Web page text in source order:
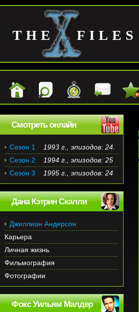
THE FILES
Смотреть онлайн
Сезон 1
1993 г., эпизодов: 24.
Сезон 2
1994 г., эпизодов: 25
Сезон 3
1995 г., эпизодов: 24
Дана Кэтрин Скалли
Джиллиан Андерсон
Карьера
Личная жизнь
Фильмография
Фотографии
Фокс Уильям Малдер